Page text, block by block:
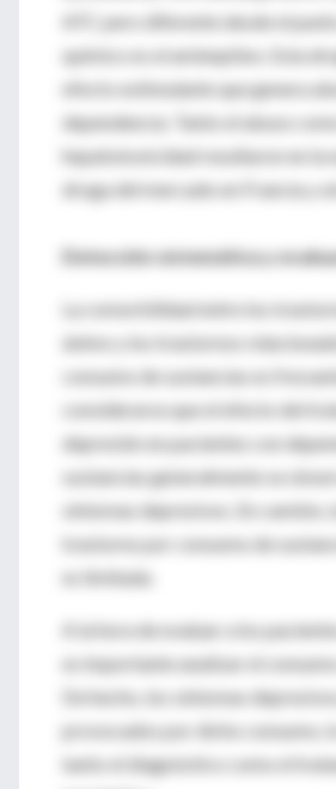
ATC pero diferente desde el
químico es el amineptino. Esta
efecto estimulante que genera
dependencia. Tanto el abuso
hepatotoxicidad resultaron en la
droga del mercado en Francia y
Detección sistemática y
La comorbilidad entre los
ánimo y los trastornos
consumo de sustancias es
considerarse que el efecto del
depresión en pacientes con
sustancias generalmente se
síntomas depresivos. En cambio,
trastorno por consumo de
es limitada.
A la hora de evaluar a los
es importante analizar el
De hecho, los síntomas
provocados por dicho consumo,
tanto el diagnóstico como el